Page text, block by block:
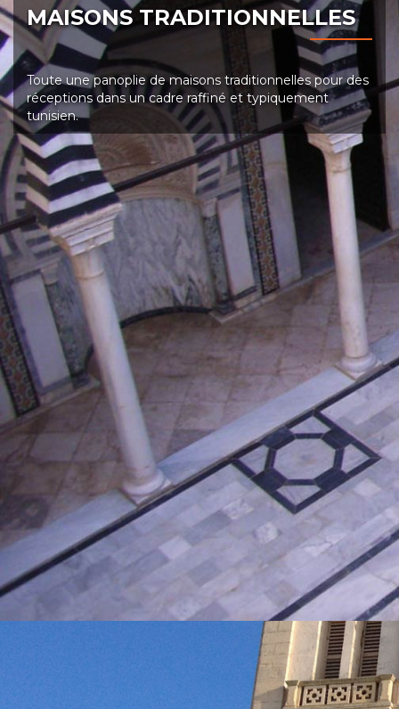
MAISONS TRADITIONNELLES
Toute une panoplie de maisons traditionnelles pour des
réceptions dans un cadre raffiné et typiquement
tunisien.